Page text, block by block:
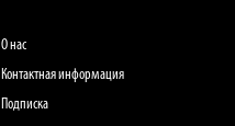
О нас
Контактная информация
Подписка